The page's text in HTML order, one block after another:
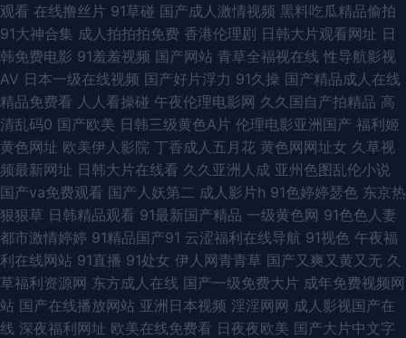
观看 在线撸丝片 91草碰 国产成人激情视频 黑料吃瓜精品偷拍
91大神合集 成人拍拍拍免费 香港伦理剧 日韩大片观看网址 日
韩免费电影 91羞羞视频 国产网站 青草全福视在线 性导航影视
AV 日本一级在线视频 国产好片浮力 91久操 国产精品成人在线
精品免费看 人人看操碰 午夜伦理电影网 久久国自产拍精品 高
清乱码0 国产欧美 日韩三级黄色A片 伦理电影亚洲国产 福利姬
黄色网址 欧美伊人影院 丁香成人五月花 黄色网网址女 久草视
频最新网址 日韩大片在线看 久久亚洲人成 亚州色图乱伦小说
国产va免费观看 国产人妖第二 成人影片h 91色婷婷瑟色 东京热
狠狠草 日韩精品观看 91最新国产精品 一级黄色网 91色色人妻
都市激情婷婷 91精品国产91 云涩福利在线导航 91视色 午夜福
利在线网站 91直播 91处女 伊人网青青草 国产又爽又黄又无 久
草福利资源网 东方成人在线 国产一级免费大片 成年免费视频网
站 国产在线播放网站 亚洲日本视频 淫淫网网 成人影视国产在
线 深夜福利网址 欧美在线免费看 日夜夜欧美 国产大片中文字